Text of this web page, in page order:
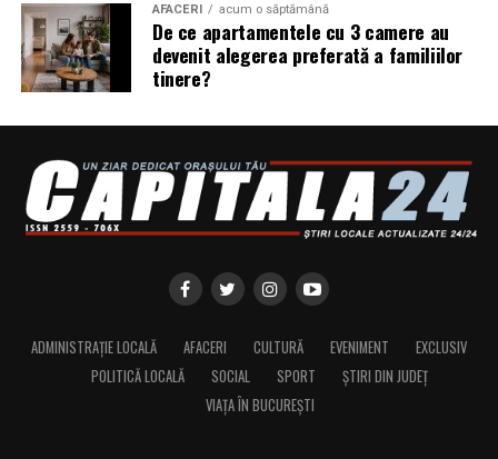
compatibilitate cu numeroase aprobări OEM;
performanțe foarte bune la pornirea la rece;
Ravenol VMP USVO 5W30 vs alte uleiuri 5W30
Mulți șoferi compară acest produs cu alte uleiuri
premium.
Diferențele apar în special la:
tehnologia utilizată;
aprobările OEM;
stabilitatea vâscozității;
AFACERI acum o săptămână
De ce apartamentele cu 3 camere au
devenit alegerea preferată a familiilor
tinere?
ADMINISTRAȚIE LOCALĂ AFACERI CULTURĂ EVENIMENT
EXCLUSIV
POLITICĂ LOCALĂ
SOCIAL SPORT
ȘTIRI DIN JUDEȚ
VIAȚA ÎN BUCUREȘTI